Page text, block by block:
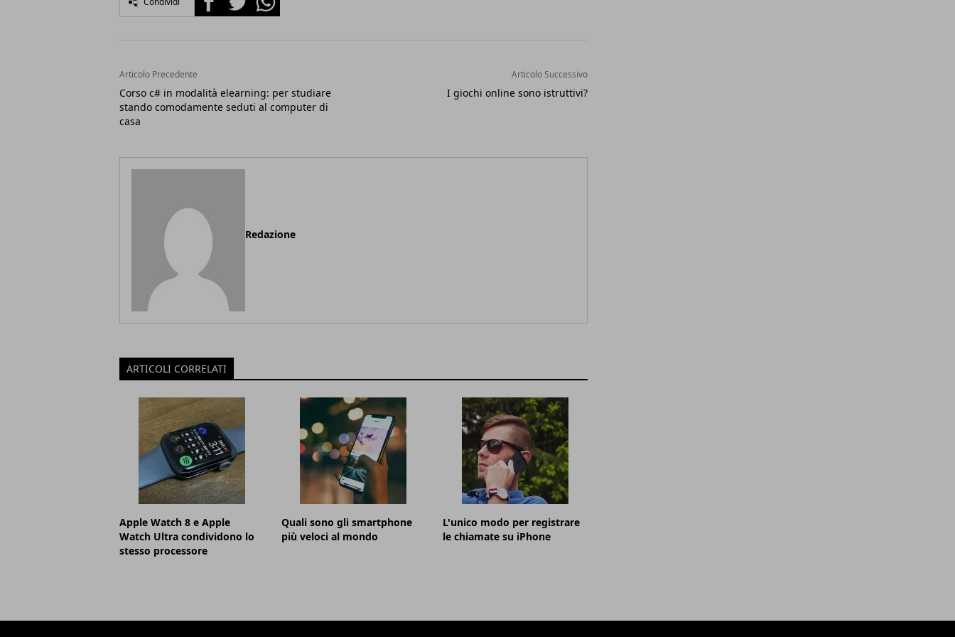
Articolo Precedente
Corso c# in modalità elearning: per studiare
stando comodamente seduti al computer di
casa
Articolo Successivo
I giochi online sono istruttivi?
Redazione
ARTICOLI CORRELATI
Apple Watch 8 e Apple
Watch Ultra condividono lo
stesso processore
Quali sono gli smartphone
più veloci al mondo
L'unico modo per registrare
le chiamate su iPhone